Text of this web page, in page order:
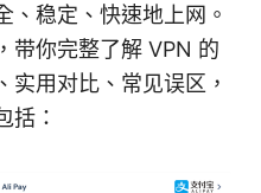
、稳定、快速地上网。
带你完整了解 VPN 的
实用对比、常见误区，
括：